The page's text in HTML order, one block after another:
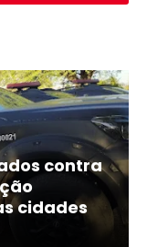
contra
cidades